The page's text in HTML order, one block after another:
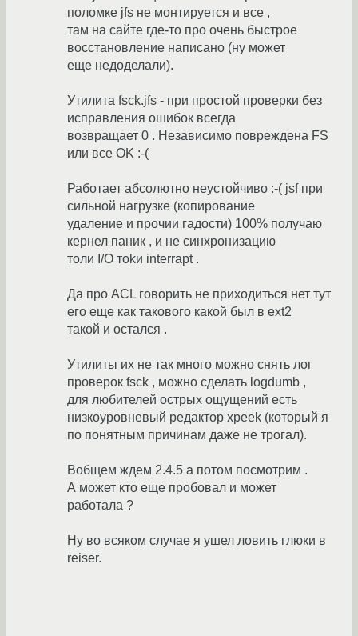
поломке jfs не монтируется и все ,
там на сайте где-то про очень быстрое
восстановление написано (ну может
еще недоделали).
Утилита fsck.jfs - при простой проверки без
исправления ошибок всегда
возвращает 0 . Независимо повреждена FS
или все OK :-(
Работает абсолютно неустойчиво :-( jsf при
сильной нагрузке (копирование
удаление и прочии гадости) 100% получаю
кернел паник , и не синхронизацию
толи I/O тоkи interrapt .
Да про ACL говорить не приходиться нет тут
его еще как такового какой был в ext2
такой и остался .
Утилиты их не так много можно снять лог
проверок fsck , можно сделать logdumb ,
для любителей острых ощущений есть
низкоуровневый редактор xpeek (который я
по понятным причинам даже не трогал).
Вобщем ждем 2.4.5 а потом посмотрим .
А может кто еще пробовал и может
работала ?
Ну во всяком случае я ушел ловить глюки в
reiser.